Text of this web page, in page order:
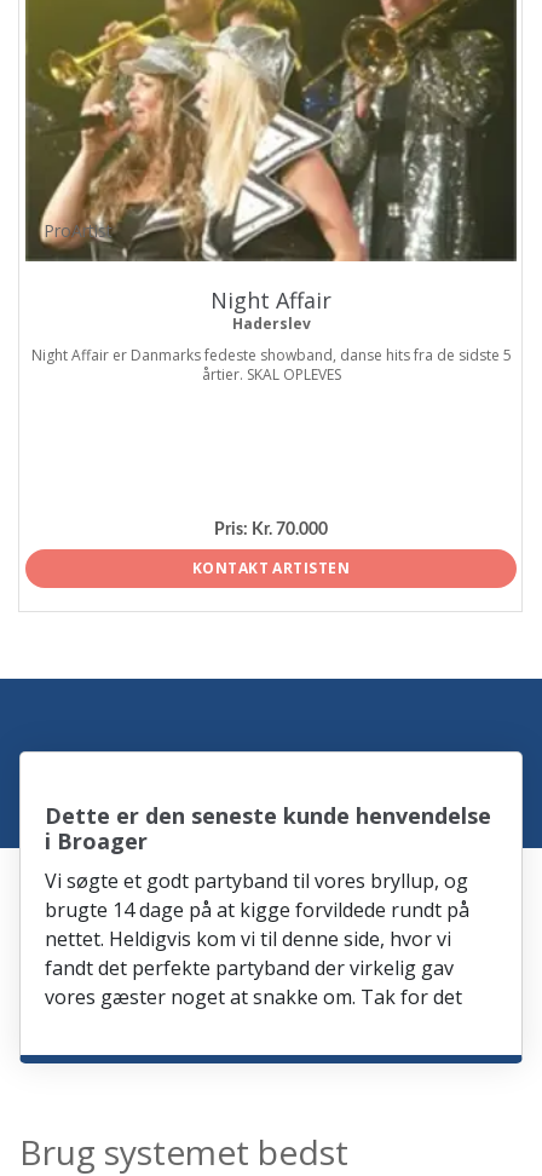
ProArtist
Night Affair
Haderslev
Night Affair er Danmarks fedeste showband, danse hits fra de sidste 5
årtier. SKAL OPLEVES
Pris: Kr. 70.000
KONTAKT ARTISTEN
Dette er den seneste kunde henvendelse
i Broager
Vi søgte et godt partyband til vores bryllup, og
brugte 14 dage på at kigge forvildede rundt på
nettet. Heldigvis kom vi til denne side, hvor vi
fandt det perfekte partyband der virkelig gav
vores gæster noget at snakke om. Tak for det
Brug systemet bedst